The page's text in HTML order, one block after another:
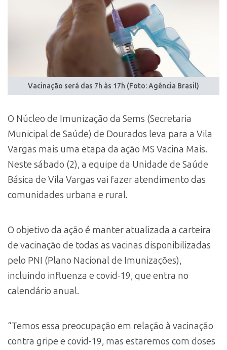
Vacinação será das 7h às 17h (Foto: Agência Brasil)
O Núcleo de Imunização da Sems (Secretaria
Municipal de Saúde) de Dourados leva para a Vila
Vargas mais uma etapa da ação MS Vacina Mais.
Neste sábado (2), a equipe da Unidade de Saúde
Básica de Vila Vargas vai fazer atendimento das
comunidades urbana e rural.
O objetivo da ação é manter atualizada a carteira
de vacinação de todas as vacinas disponibilizadas
pelo PNI (Plano Nacional de Imunizações),
incluindo influenza e covid-19, que entra no
calendário anual.
“Temos essa preocupação em relação à vacinação
contra gripe e covid-19, mas estaremos com doses